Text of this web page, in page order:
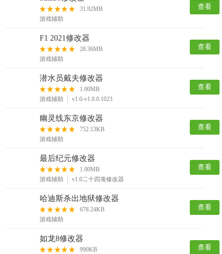
31.92MB
游戏辅助
查看
F1 2021修改器
28.36MB
游戏辅助
查看
潜水员戴夫修改器
1.00MB
游戏辅助
v1.0-v1.0.0.1023
查看
幽灵线东京修改器
752.13KB
游戏辅助
查看
最后纪元修改器
1.00MB
游戏辅助
v1.0二十四项修改器
查看
哈迪斯杀出地狱修改器
678.24KB
游戏辅助
查看
如龙8修改器
990KB
查看